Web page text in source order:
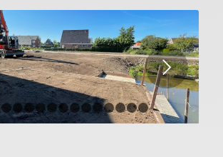
Volgende
1 2 3 4 5 6 7 8 9 101112 13